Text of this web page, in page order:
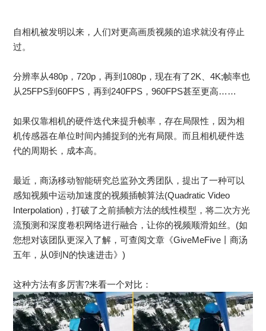
自相机被发明以来，人们对更高画质视频的追求就没有停止
过。
分辨率从480p，720p，再到1080p，现在有了2K、4K;帧率也
从25FPS到60FPS，再到240FPS，960FPS甚至更高……
如果仅靠相机的硬件迭代来提升帧率，存在局限性，因为相
机传感器在单位时间内捕捉到的光有局限。而且相机硬件迭
代的周期长，成本高。
最近，商汤移动智能研究总监孙文秀团队，提出了一种可以
感知视频中运动加速度的视频插帧算法(Quadratic Video
Interpolation)，打破了之前插帧方法的线性模型，将二次方光
流预测和深度卷积网络进行融合，让你的视频顺滑如丝。(如
您想对该团队更深入了解，可查阅文章《GiveMeFive丨商汤
五年，从0到N的快速进击》)
这种方法有多厉害?来看一个对比：